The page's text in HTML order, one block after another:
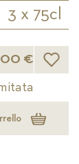
3 x 75cl
€ Lista